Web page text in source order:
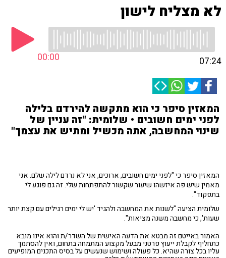
לא מצליח לישון
00:00 07:24
המאזין סיפר כי הוא מתקשה להירדם בלילה
לפני ימים חשובים • שלומית: "זה עניין של
שינוי המחשבה, אתה מכשיל ומתיש את עצמך"
המאזין סיפר כי "לפני ימים חשובים, ארוכים, אני לא נרדם לילה שלם. אני
מאמין שיש פה איזשהו שיעור שקשור להתפתחות שלי. זה גם פוגע לי
בתפקוד".
שלומית הציעה "לשנות את המחשבה ולהגיד 'יש לי ימים רגילים עם קצת יותר
שעות', כי מחשבה משנה מציאות".
האמור באייטם זה מבטא את הדעה האישית של השדר/ת והוא אינו מובא
כתחליף לקבלת ייעוץ פרטני מבעל מקצוע המתמחה בתחום, ואין להסתמך
עליו בכל צורה שהיא. כל פעולה ושימוש שנעשים על בסיס התכנים המופיעים